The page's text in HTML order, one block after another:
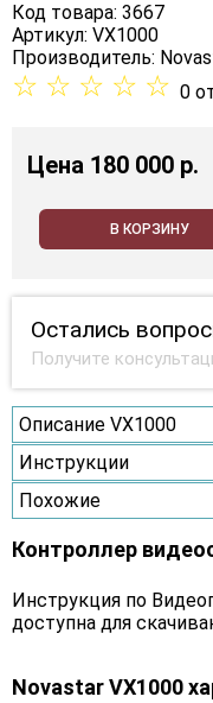
Код товара: 3667
Артикул: VX1000
Производитель:
☆ ☆ ☆ ☆ ☆ 0
Цена 180 000 p.
В КОРЗИНУ
Остались
Получите
Описание VX1000
Инструкции
Похожие
Контроллер
Инструкция по
доступна для
Novastar VX1000